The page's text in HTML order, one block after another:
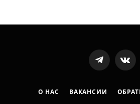
Telegram
О НАС ВАКАНСИИ